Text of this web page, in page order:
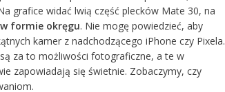
grafice widać lwią część plecków Mate 30, na
formie okręgu. Nie mogę powiedzieć, aby
kamer z nadchodzącego iPhone czy Pixela.
za to możliwości fotograficzne, a te w
zapowiadają się świetnie. Zobaczymy, czy